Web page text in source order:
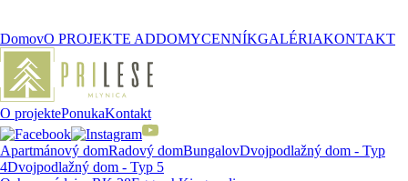
DomovO PROJEKTE ADDOMYCENNÍKGALÉRIAKONTAKT
O projektePonukaKontakt
Apartmánový domRadový domBungalovDvojpodlažný dom - Typ
4Dvojpodlažný dom - Typ 5